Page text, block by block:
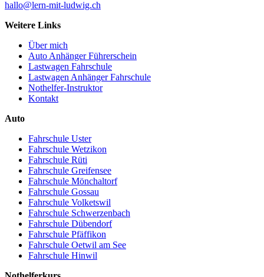
hallo@lern-mit-ludwig.ch
Weitere Links
Über mich
Auto Anhänger Führerschein
Lastwagen Fahrschule
Lastwagen Anhänger Fahrschule
Nothelfer-Instruktor
Kontakt
Auto
Fahrschule Uster
Fahrschule Wetzikon
Fahrschule Rüti
Fahrschule Greifensee
Fahrschule Mönchaltorf
Fahrschule Gossau
Fahrschule Volketswil
Fahrschule Schwerzenbach
Fahrschule Dübendorf
Fahrschule Pfäffikon
Fahrschule Oetwil am See
Fahrschule Hinwil